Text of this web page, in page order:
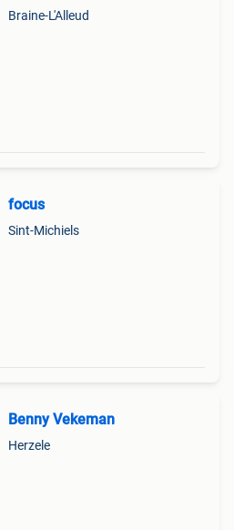
Braine-L'Alleud
focus
Sint-Michiels
Benny Vekeman
Herzele